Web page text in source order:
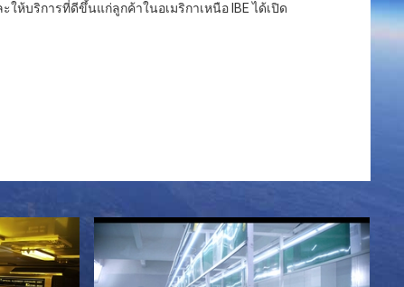
ห้บริการที่ดีขึ้นแก่ลูกค้าในอเมริกาเหนือ IBE ได้เปิด